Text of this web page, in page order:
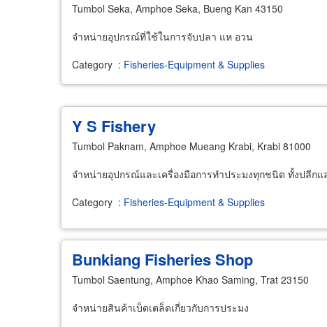
Tumbol Seka, Amphoe Seka, Bueng Kan 43150
จำหน่ายอุปกรณ์ที่ใช้ในการจับปลา แห อวน
Category : Fisheries-Equipment & Supplies
Y S Fishery
Tumbol Paknam, Amphoe Mueang Krabi, Krabi 81000
จำหน่ายอุปกรณ์และเครื่องมือการทำประมงทุกชนิด ทั้งปลีกแ
Category : Fisheries-Equipment & Supplies
Bunkiang Fisheries Shop
Tumbol Saentung, Amphoe Khao Saming, Trat 23150
จำหน่ายสินค้าเบ็ดเตล็ดเกี่ยวกับการประมง